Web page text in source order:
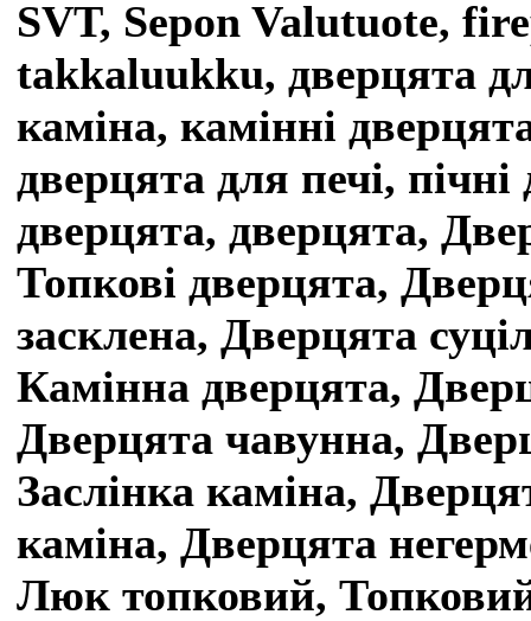
SVT, Sepon Valutuote,
takkaluukku, дверцята
каміна, камінні
дверцята для печі,
дверцята, дверцята,
Топкові дверцята,
засклена, Дверцята
Камінна дверцята,
Дверцята чавунна,
Заслінка каміна,
каміна, Дверцята
Люк топковий,